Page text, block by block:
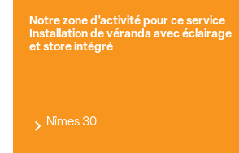
Notre zone d'activité pour ce service
Installation de véranda avec éclairage
et store intégré
Nîmes 30